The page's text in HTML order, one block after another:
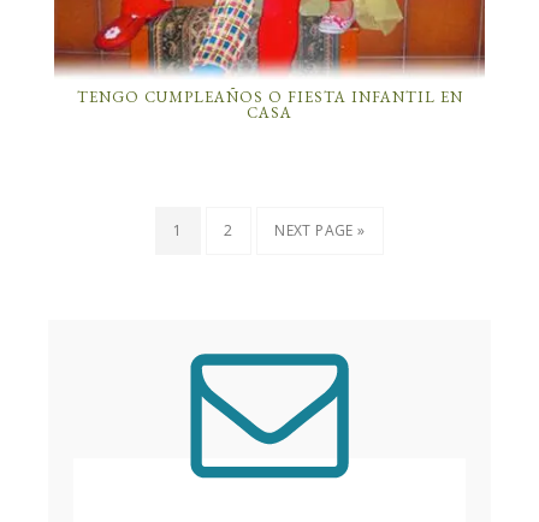
TENGO CUMPLEAÑOS O FIESTA INFANTIL EN
CASA
1 2 NEXT PAGE »